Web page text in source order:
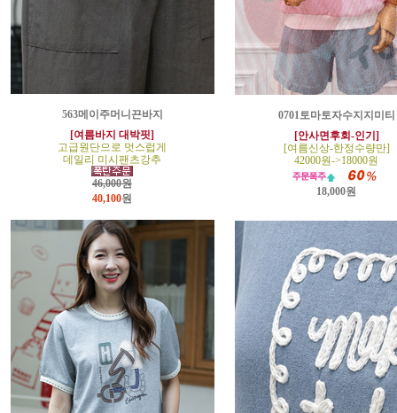
563메이주머니끈바지
[여름바지 대박핏]
고급원단으로 멋스럽게
데일리 미시팬츠강추
46,000원
40,100원
0701토마토자수지지미티
[안사면후회-인기]
[여름신상-한정수량만]
42000원->18000원
18,000원